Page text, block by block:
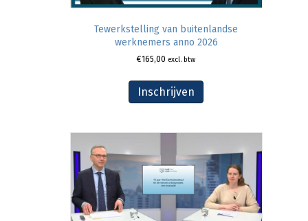
Tewerkstelling van buitenlandse
werknemers anno 2026
€165,00 excl. btw
Inschrijven